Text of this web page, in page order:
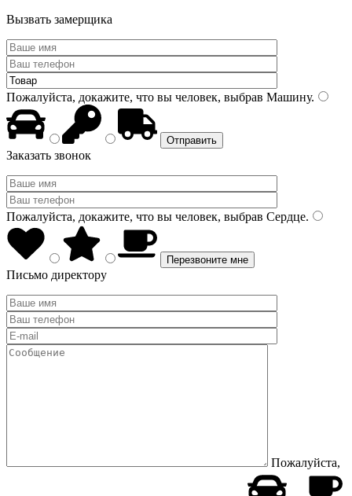
Вызвать замерщика
Пожалуйста, докажите, что вы человек, выбрав Машину.
Заказать звонок
Пожалуйста, докажите, что вы человек, выбрав Сердце.
Письмо директору
Пожалуйста,